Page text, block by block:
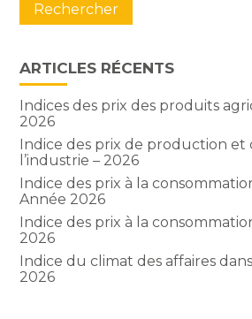
ARTICLES RÉCENTS
Indices des prix des produits
2026
Indice des prix de production et
l’industrie – 2026
Indice des prix à la
Année 2026
Indice des prix à la
2026
Indice du climat des affaires
2026